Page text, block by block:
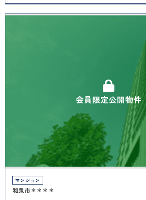
会員限定公開物件
マンション
和泉市＊＊＊＊